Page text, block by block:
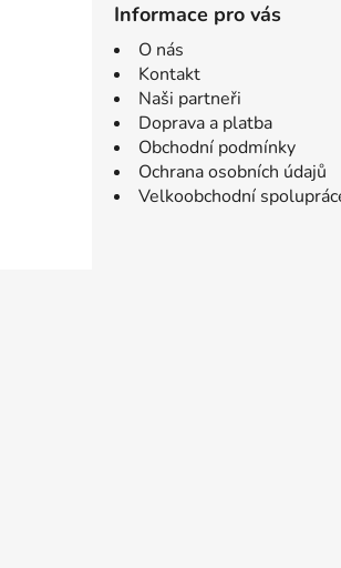
Informace pro vás
O nás
Kontakt
Naši partneři
Doprava a platba
Obchodní podmínky
Ochrana osobních údajů
Velkoobchodní